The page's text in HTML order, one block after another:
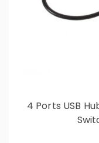
4 Ports USB